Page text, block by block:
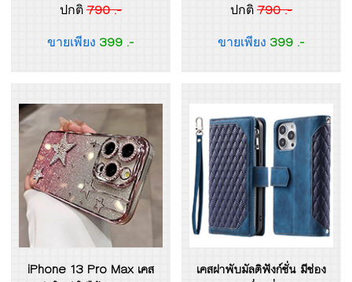
ปกติ 790 .-
ขายเพียง 399 .-
ปกติ 790 .-
ขายเพียง 399 .-
iPhone 13 Pro Max เคส
เคสฝาพับมัลติฟังก์ชั่น มีช่อง